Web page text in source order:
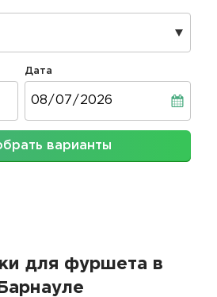
Дата
варианты
для фуршета в
Барнауле